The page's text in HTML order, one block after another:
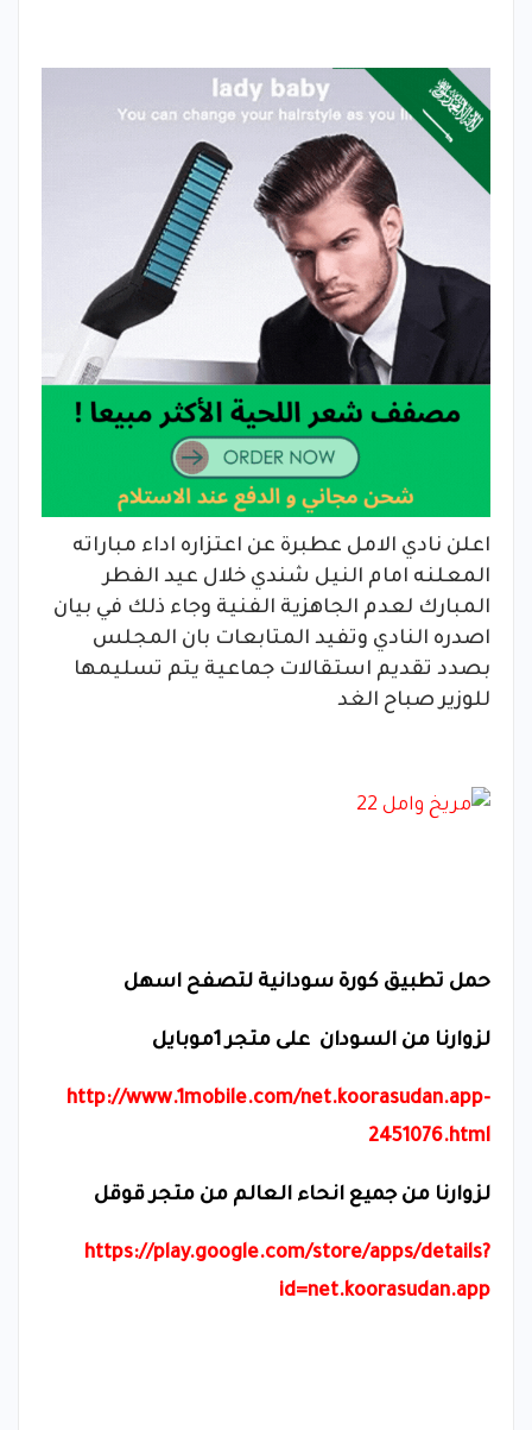
اعلن نادي الامل عطبرة عن اعتزاره اداء مباراته
المعلنه امام النيل شندي خلال عيد الفطر
المبارك لعدم الجاهزية الفنية وجاء ذلك في بيان
اصدره النادي وتفيد المتابعات بان المجلس
بصدد تقديم استقالات جماعية يتم تسليمها
للوزير صباح الغد
حمل تطبيق كورة سودانية لتصفح اسهل
لزوارنا من السودان على متجر 1موبايل
http://www.1mobile.com/net.koorasudan.app-
2451076.html
لزوارنا من جميع انحاء العالم من متجر قوقل
https://play.google.com/store/apps/details?
id=net.koorasudan.app